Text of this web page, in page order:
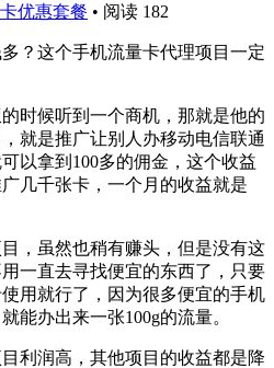
优惠套餐 • 阅读 182
？这个手机流量卡代理项目一定
时候听到一个商机，那就是他的
就是推广让别人办移动电信联通
以拿到100多的佣金，这个收益
几千张卡，一个月的收益就是
，虽然也稍有赚头，但是没有这
一直去寻找便宜的东西了，只要
用就行了，因为很多便宜的手机
能办出来一张100g的流量。
利润高，其他项目的收益都是降